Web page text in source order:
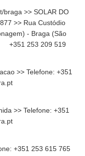
braga >> SOLAR DO
>> Rua Custódio
- Braga (São
+351 253 209 519
>> Telefone: +351
>> Telefone: +351
+351 253 615 765